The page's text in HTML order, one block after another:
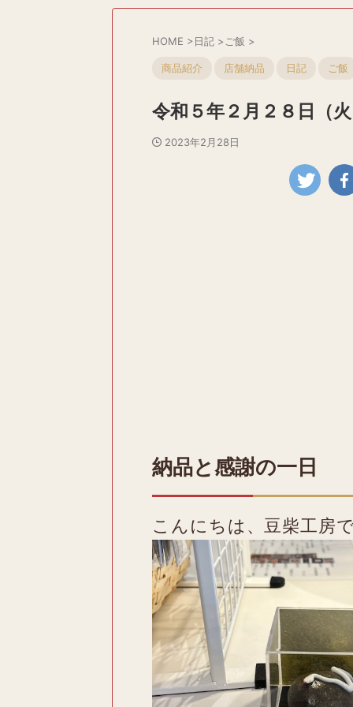
HOME >日記 > ご飯 >
商品紹介 店舗納品 日記 ご飯
令和５年２月２８日（
2023年2月28日
納品と感謝の一日
こんにちは、豆柴工房